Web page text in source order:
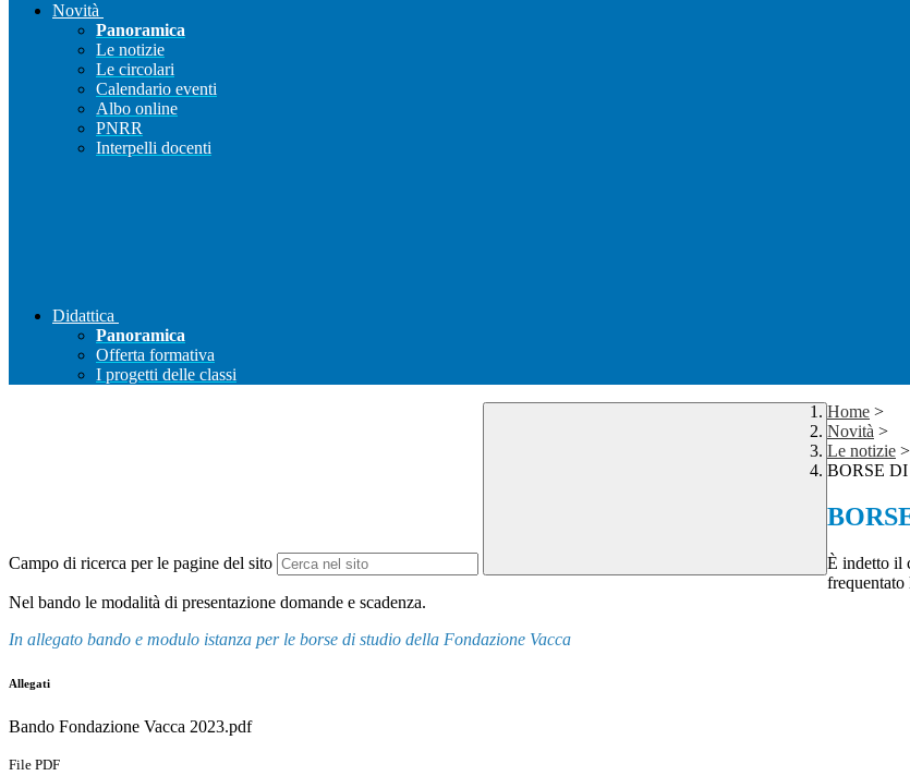
Novità
Panoramica
Le notizie
Le circolari
Calendario eventi
Albo online
PNRR
Interpelli docenti
Didattica
Panoramica
Offerta formativa
I progetti delle classi
Campo di ricerca per le pagine del sito
Home >
Novità >
Le notizie >
BORSE
È indetto il
frequentato
Nel bando le modalità di presentazione domande e scadenza.
In allegato bando e modulo istanza per le borse di studio della Fondazione Vacca
Allegati
Bando Fondazione Vacca 2023.pdf
File PDF